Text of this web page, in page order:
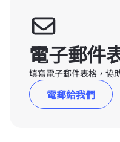
電子郵件
填寫電子郵件表格，協
電郵給我們